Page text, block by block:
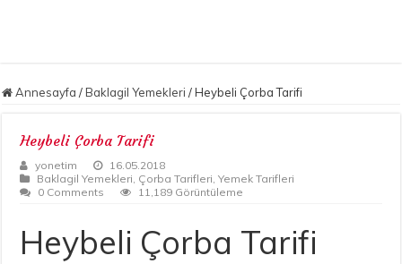
Annesayfa / Baklagil Yemekleri / Heybeli Çorba Tarifi
Heybeli Çorba Tarifi
yonetim
16.05.2018
Baklagil Yemekleri, Çorba Tarifleri,Yemek Tarifleri
0 Comments
11,189 Görüntüleme
Heybeli Çorba Tarifi